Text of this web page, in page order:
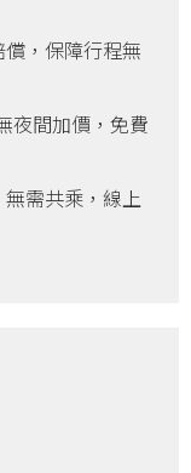
，保障行程無
夜間加價，免費
需共乘，線上